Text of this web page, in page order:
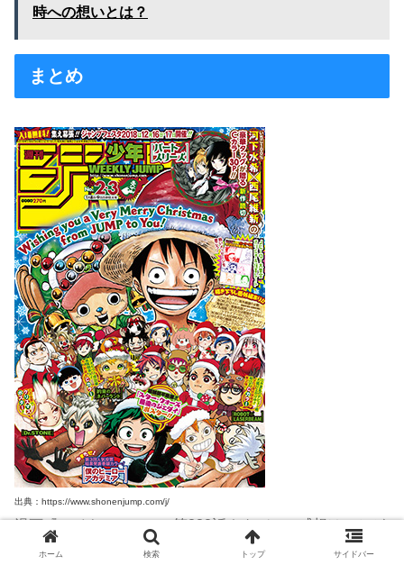
時への想いとは？
まとめ
出典：https://www.shonenjump.com/j/
漫画『ハイキュー！！』第282話ネタバレ・感想はいかが
だったでしょうか？
ホーム 検索 トップ サイドバー